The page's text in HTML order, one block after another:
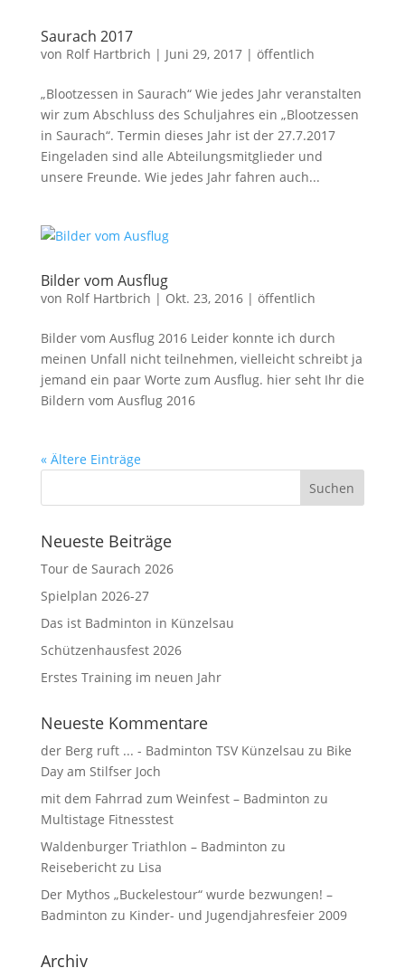
Saurach 2017
von Rolf Hartbrich | Juni 29, 2017| öffentlich
„Blootzessen in Saurach“ Wie jedes Jahr veranstalten
wir zum Abschluss des Schuljahres ein „Blootzessen
in Saurach“. Termin dieses Jahr ist der 27.7.2017
Eingeladen sind alle Abteilungsmitglieder und
unsere Freunde. Wie jedes Jahr fahren auch...
Bilder vom Ausflug
von Rolf Hartbrich | Okt. 23, 2016| öffentlich
Bilder vom Ausflug 2016 Leider konnte ich durch
meinen Unfall nicht teilnehmen, vielleicht schreibt ja
jemand ein paar Worte zum Ausflug. hier seht Ihr die
Bildern vom Ausflug 2016
« Ältere Einträge
Neueste Beiträge
Tour de Saurach 2026
Spielplan 2026-27
Das ist Badminton in Künzelsau
Schützenhausfest 2026
Erstes Training im neuen Jahr
Neueste Kommentare
der Berg ruft ... - Badminton TSV Künzelsau zu Bike
Day am Stilfser Joch
mit dem Fahrrad zum Weinfest – Badminton zu
Multistage Fitnesstest
Waldenburger Triathlon – Badminton zu
Reisebericht zu Lisa
Der Mythos „Buckelestour“ wurde bezwungen! –
Badminton zu Kinder- und Jugendjahresfeier 2009
Archiv